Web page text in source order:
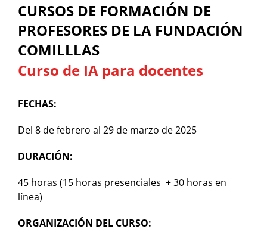
CURSOS DE FORMACIÓN DE
PROFESORES DE LA FUNDACIÓN
COMILLLAS
Curso de IA para docentes
FECHAS:
Del 8 de febrero al 29 de marzo de 2025
DURACIÓN:
45 horas (15 horas presenciales + 30 horas en
línea)
ORGANIZACIÓN DEL CURSO: